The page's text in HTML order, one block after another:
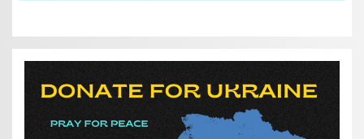
WordPress YouTube